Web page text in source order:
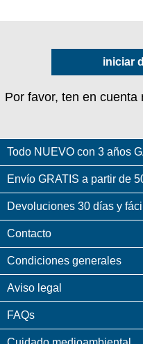
iniciar
Por favor, ten en cuenta
Todo NUEVO con 3 años
Envío GRATIS a partir de
Devoluciones 30 días y
Contacto
Condiciones generales
Aviso legal
FAQs